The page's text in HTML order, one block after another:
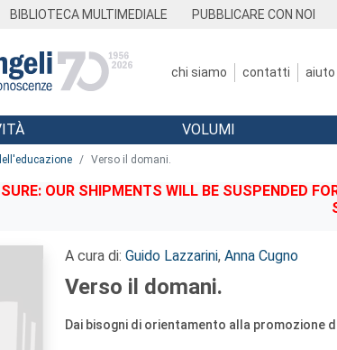
BIBLIOTECA MULTIMEDIALE PUBBLICARE CON NOI
chi siamo contatti aiuto
VOLUMI
Verso il domani.
OUR SHIPMENTS WILL BE SUSPENDED
A cura di: Guido Lazzarini, Anna Cugno
Verso il domani.
Dai bisogni di orientamento alla promozione